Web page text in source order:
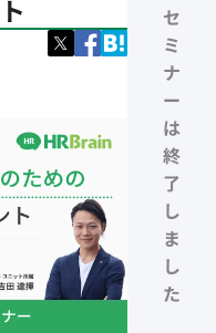
セ
ミ
ナ
ー
は
終
了
し
ま
し
た